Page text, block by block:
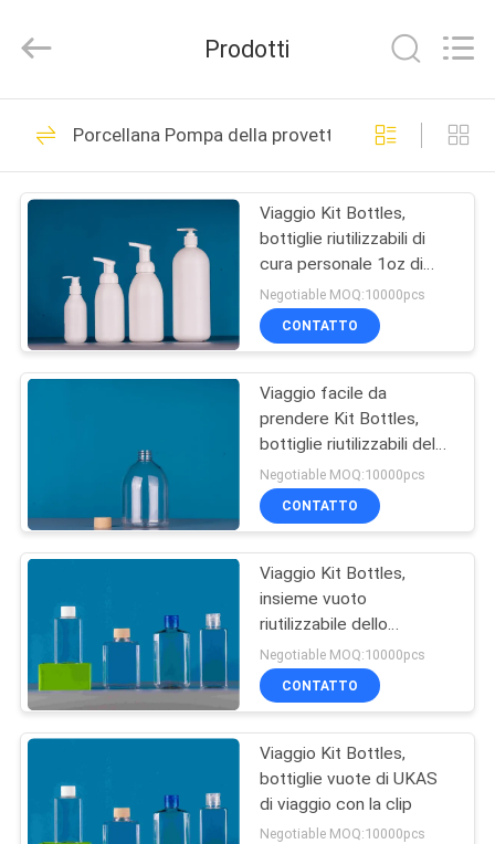
CASA
PRODOTTI
GIRO
FABBRICA
CONTROLLO
DI
spruzzo
fornitore.
2021
plasticpumpspraybottles.com.
Rights
Bottiglia cosmetica
vuota dello spruzzo
49
Bottiglia dello
spruzzo dell'HDPE
44
Bottiglie dello
spruzzo di profumo
Prodotti
Porcellana Pompa della provetta della mano
Viaggio Kit Bottles,
bottiglie riutilizzabili di
cura personale 1oz di
dimensione di viaggio
Negotiable MOQ:10000pcs
CONTATTO
Viaggio facile da
prendere Kit Bottles,
bottiglie riutilizzabili del
profumo di viaggio
Negotiable MOQ:10000pcs
CONTATTO
Viaggio Kit Bottles,
insieme vuoto
riutilizzabile dello
sciampo della bottiglia di
viaggio
Negotiable MOQ:10000pcs
CONTATTO
Viaggio Kit Bottles,
bottiglie vuote di UKAS
di viaggio con la clip
Negotiable MOQ:10000pcs